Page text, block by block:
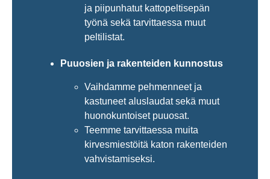
ja piipunhatut kattopeltisepän
työnä sekä tarvittaessa muut
peltilistat.
Puuosien ja rakenteiden kunnostus
Vaihdamme pehmenneet ja
kastuneet aluslaudat sekä muut
huonokuntoiset puuosat.
Teemme tarvittaessa muita
kirvesmiestöitä katon rakenteiden
vahvistamiseksi.